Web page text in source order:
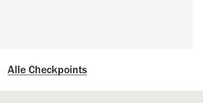
Alle Checkpoints